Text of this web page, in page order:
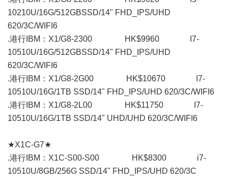
10210U/16G/512GBSSD/14" FHD_IPS/UHD
620/3C/WIFI6
.港行IBM：X1/G8-2300 HK$9960 I7-
10510U/16G/512GBSSD/14" FHD_IPS/UHD
620/3C/WIFI6
.港行IBM：X1/G8-2G00 HK$10670 I7-
10510U/16G/1TB SSD/14" FHD_IPS/UHD 620/3C/WIFI6
.港行IBM：X1/G8-2L00 HK$11750 I7-
10510U/16G/1TB SSD/14" UHD/UHD 620/3C/WIFI6
★X1C-G7★
.港行IBM：X1C-S00-S00 HK$8300 i7-
10510U/8GB/256G SSD/14" FHD_IPS/UHD 620/3C